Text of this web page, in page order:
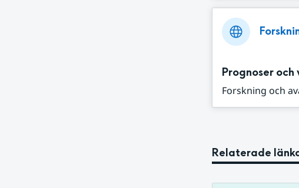
Prognoser
Forskning och
Relaterade